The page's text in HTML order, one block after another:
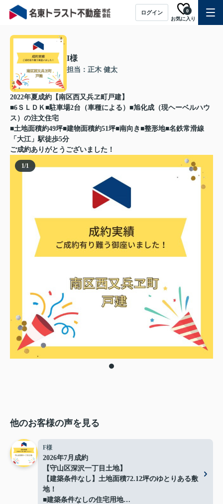
ログイン
お気に入り
0
I様
担当：正木 健太
2022年夏成約【南区西又兵ヱ町戸建】
■6ＳＬＤＫ■駐車場2台（車種による）■旭化成（現ヘーベルハウ
ス）の注文住宅
■土地面積約49坪■建物面積約51坪■南向き■整形地■名鉄常滑線
「大江」駅徒歩5分
ご成約ありがとうございました！
1/1
他のお客様の声を見る
F様
2026年7月成約
【守山区深沢一丁目土地】
【建築条件なし】土地面積72.12坪のゆとりある敷
地！
■建築条件なしの住宅用地